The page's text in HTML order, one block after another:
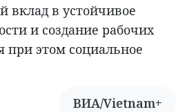
вклад в устойчивое
и создание рабочих
при этом социальное
ВИА/Vietnam+